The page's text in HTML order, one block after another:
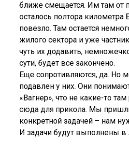
ближе смещается. Им там от
осталось полтора километра
повезло. Там остается
жилого сектора и уже
чуть их додавить,
сути, будет все закончено.
Еще сопротивляются, да. Но
подавлен у них. Они
«Вагнер», что не какие-то
сюда для прикола. Мы
конкретной задачей – нам
И задачи будут выполнены в